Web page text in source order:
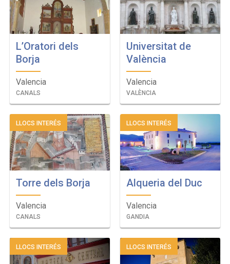
L’Oratori dels
Borja
Valencia
CANALS
Universitat de
València
Valencia
VALÈNCIA
LLOCS INTERÉS
Torre dels Borja
Valencia
CANALS
LLOCS INTERÉS
Alqueria del Duc
Valencia
GANDIA
LLOCS INTERÉS LLOCS INTERÉS